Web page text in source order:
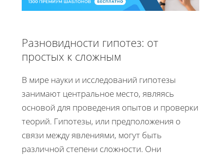
Разновидности гипотез: от
простых к сложным
В мире науки и исследований гипотезы
занимают центральное место, являясь
основой для проведения опытов и проверки
теорий. Гипотезы, или предположения о
связи между явлениями, могут быть
различной степени сложности. Они